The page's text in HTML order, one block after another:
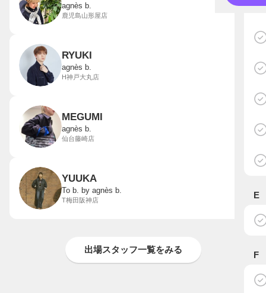
E
F
agnès b.
鹿児島山形屋店
RYUKI
agnès b.
H神戸大丸店
MEGUMI
agnès b.
仙台藤崎店
YUUKA
To b. by agnès b.
T梅田阪神店
出場スタッフ一覧をみる